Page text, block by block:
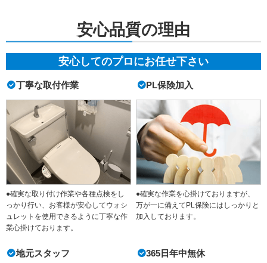
安心品質の理由
安心してのプロにお任せ下さい
丁寧な取付作業
●確実な取り付け作業や各種点検をし
っかり行い、お客様が安心してウォシ
ュレットを使用できるように丁寧な作
業心掛けております。
PL保険加入
●確実な作業を心掛けておりますが、
万が一に備えてPL保険にはしっかりと
加入しております。
地元スタッフ 365日年中無休